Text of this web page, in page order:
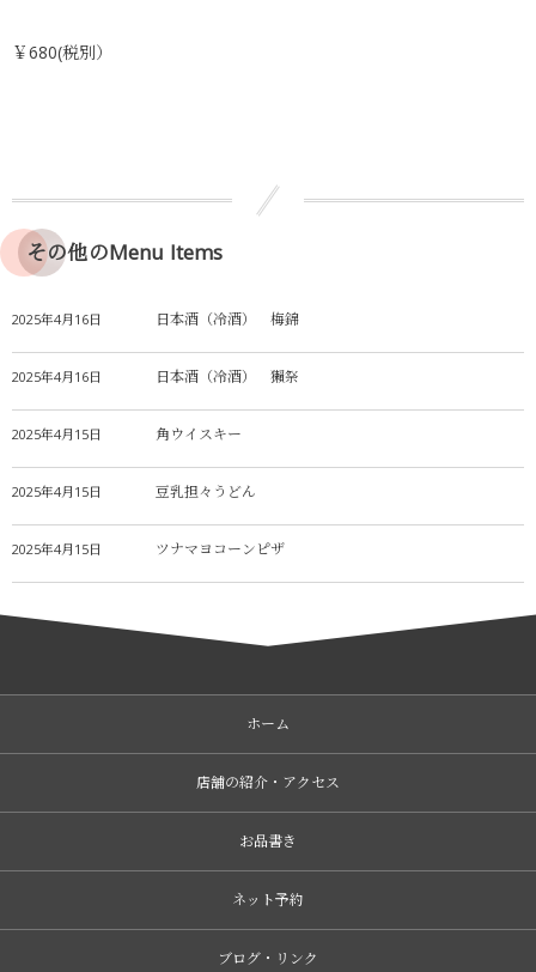
￥680(税別）
その他のMenu Items
2025年4月16日 日本酒（冷酒） 梅錦
2025年4月16日 日本酒（冷酒） 獺祭
2025年4月15日 角ウイスキー
2025年4月15日 豆乳担々うどん
2025年4月15日 ツナマヨコーンピザ
ホーム
店舗の紹介・アクセス
お品書き
ネット予約
ブログ・リンク